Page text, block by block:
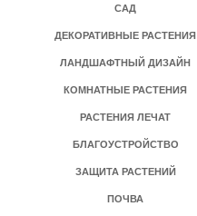
САД
ДЕКОРАТИВНЫЕ РАСТЕНИЯ
ЛАНДШАФТНЫЙ ДИЗАЙН
КОМНАТНЫЕ РАСТЕНИЯ
РАСТЕНИЯ ЛЕЧАТ
БЛАГОУСТРОЙСТВО
ЗАЩИТА РАСТЕНИЙ
ПОЧВА